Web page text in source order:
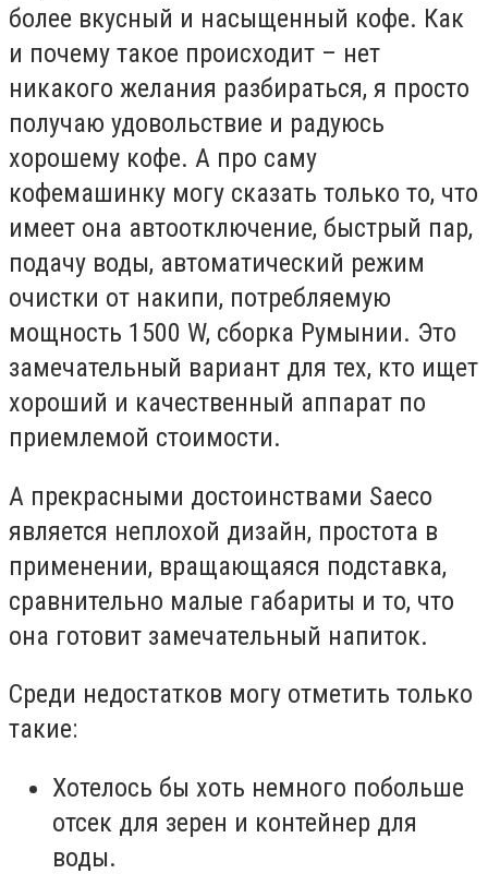
более вкусный и насыщенный кофе. Как
и почему такое происходит – нет
никакого желания разбираться, я просто
получаю удовольствие и радуюсь
хорошему кофе. А про саму
кофемашинку могу сказать только то, что
имеет она автоотключение, быстрый пар,
подачу воды, автоматический режим
очистки от накипи, потребляемую
мощность 1500 W, сборка Румынии. Это
замечательный вариант для тех, кто ищет
хороший и качественный аппарат по
приемлемой стоимости.
А прекрасными достоинствами Saeco
является неплохой дизайн, простота в
применении, вращающаяся подставка,
сравнительно малые габариты и то, что
она готовит замечательный напиток.
Среди недостатков могу отметить только
такие:
Хотелось бы хоть немного побольше
отсек для зерен и контейнер для
воды.